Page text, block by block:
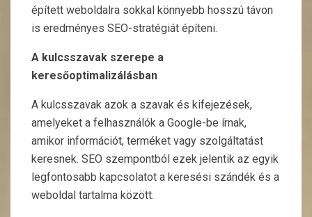
épített weboldalra sokkal könnyebb hosszú távon
is eredményes SEO-stratégiát építeni.
A kulcsszavak szerepe a
keresőoptimalizálásban
A kulcsszavak azok a szavak és kifejezések,
amelyeket a felhasználók a Google-be írnak,
amikor információt, terméket vagy szolgáltatást
keresnek. SEO szempontból ezek jelentik az egyik
legfontosabb kapcsolatot a keresési szándék és a
weboldal tartalma között.